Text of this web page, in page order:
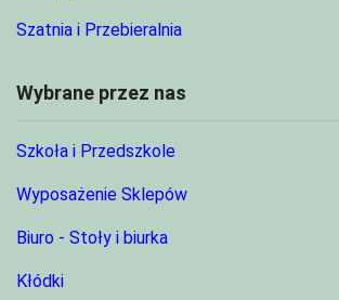
Szatnia i Przebieralnia
Wybrane przez nas
Szkoła i Przedszkole
Wyposażenie Sklepów
Biuro - Stoły i biurka
Kłódki